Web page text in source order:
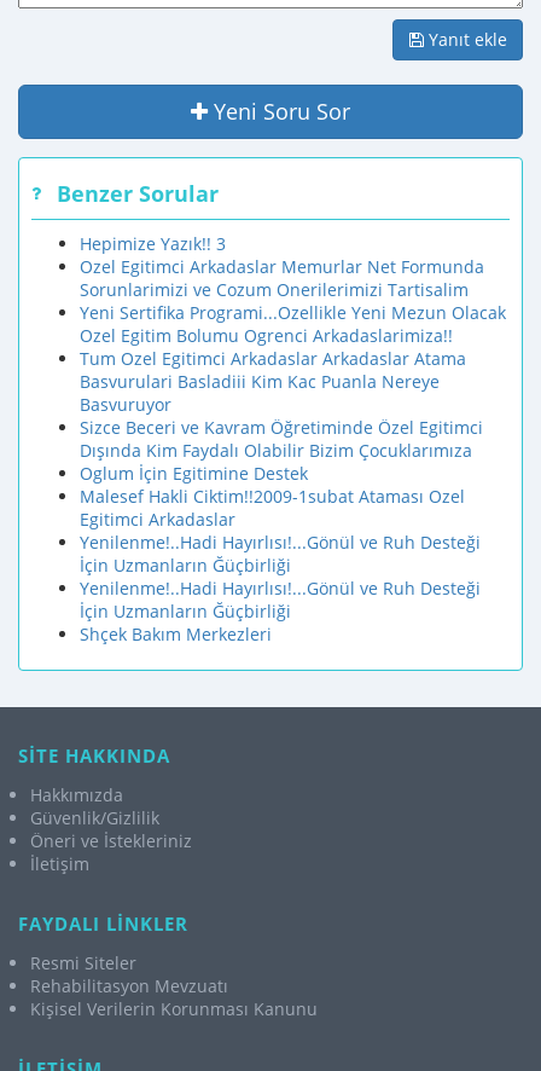
Yanıt ekle
Yeni Soru Sor
Benzer Sorular
Hepimize Yazık!! 3
Ozel Egitimci Arkadaslar Memurlar Net Formunda
Sorunlarimizi ve Cozum Onerilerimizi Tartisalim
Yeni Sertifika Programi...Ozellikle Yeni Mezun Olacak
Ozel Egitim Bolumu Ogrenci Arkadaslarimiza!!
Tum Ozel Egitimci Arkadaslar Arkadaslar Atama
Basvurulari Basladiii Kim Kac Puanla Nereye
Basvuruyor
Sizce Beceri ve Kavram Öğretiminde Özel Egitimci
Dışında Kim Faydalı Olabilir Bizim Çocuklarımıza
Oglum İçin Egitimine Destek
Malesef Hakli Ciktim!!2009-1subat Ataması Ozel
Egitimci Arkadaslar
Yenilenme!..Hadi Hayırlısı!...Gönül ve Ruh Desteği
İçin Uzmanların Ğüçbirliği
Yenilenme!..Hadi Hayırlısı!...Gönül ve Ruh Desteği
İçin Uzmanların Ğüçbirliği
Shçek Bakım Merkezleri
SİTE HAKKINDA
Hakkımızda
Güvenlik/Gizlilik
Öneri ve İstekleriniz
İletişim
FAYDALI LİNKLER
Resmi Siteler
Rehabilitasyon Mevzuatı
Kişisel Verilerin Korunması Kanunu